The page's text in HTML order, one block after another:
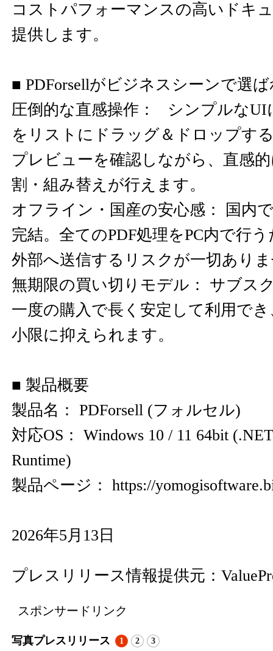
コストパフォーマンスの高いドキ
提供します。
■ PDForsellがビジネスシーンで選
圧倒的な直感操作： シンプルなUI
をリストにドラッグ＆ドロップす
プレビューを確認しながら、直感
割・組み替えが行えます。
オフライン・国産の安心感： 国内
完結。全てのPDF処理をPC内で行
外部へ送信するリスクが一切あり
無期限の買い切りモデル： サブス
一度の購入で長く安定して利用で
小限に抑えられます。
■ 製品概要
製品名： PDForsell (フォルセル)
対応OS： Windows 10 / 11 64bit
Runtime)
製品ページ： https://
2026年5月13日
プレスリリース情報提供元：
スポンサードリンク
写真プレスリリース 1 2 3